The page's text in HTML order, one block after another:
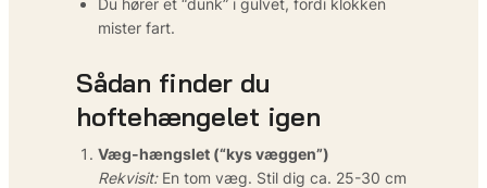
Du hører et “dunk” i gulvet, fordi klokken
mister fart.
Sådan finder du
hoftehængelet igen
Væg-hængslet (“kys væggen”)
Rekvisit:En tom væg. Stil dig ca. 25-30 cm